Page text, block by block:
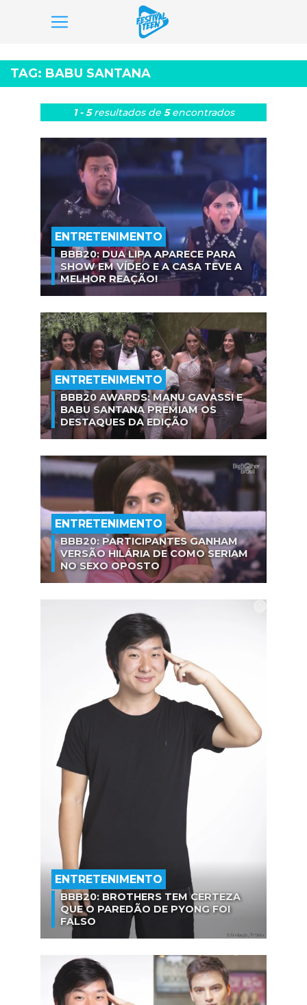
para
o
conteúdo
TAG: BABU SANTANA
1 - 5resultados de 5encontrados
ENTRETENIMENTO
BBB20: DUA LIPA APARECE PARA
SHOW EM VÍDEO E A CASA TEVE A
MELHOR REAÇÃO!
ENTRETENIMENTO
BBB20 AWARDS: MANU GAVASSI E
BABU SANTANA PREMIAM OS
DESTAQUES DA EDIÇÃO
ENTRETENIMENTO
BBB20: PARTICIPANTES GANHAM
VERSÃO HILÁRIA DE COMO SERIAM
NO SEXO OPOSTO
ENTRETENIMENTO
BBB20: BROTHERS TEM CERTEZA
QUE O PAREDÃO DE PYONG FOI
FALSO